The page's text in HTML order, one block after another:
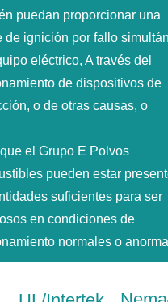
puedan proporcionar una
de ignición por fallo
eléctrico, A través del
de dispositivos de
o de otras causas, o
el Grupo E Polvos
pueden estar
suficientes para ser
en condiciones de
normales o